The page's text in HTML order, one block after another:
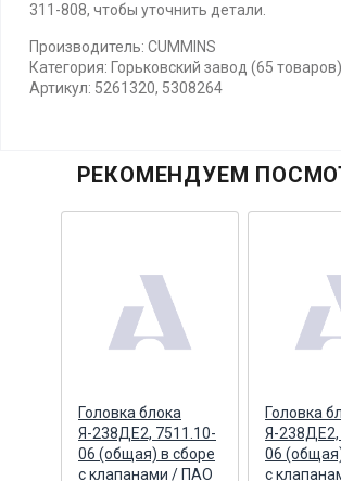
311-808, чтобы уточнить детали.
Производитель: CUMMINS
Категория: Горьковский завод (65 товаров)
Артикул: 5261320, 5308264
РЕКОМЕНДУЕМ
Головка блока
Я-238ДЕ2, 7511.10-
06 (общая) в сборе
с клапанами / ПАО
Головка
Я-238ДЕ2,
06
с